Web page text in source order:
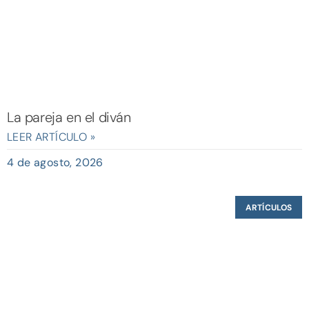
La pareja en el diván
LEER ARTÍCULO »
4 de agosto, 2026
ARTÍCULOS